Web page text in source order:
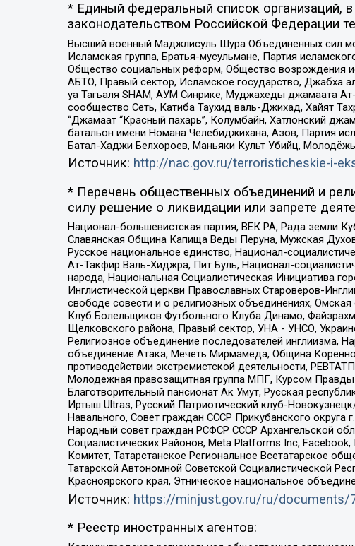
* Единый федеральный список организаций,
законодательством Российской Федерации
Высший военный Маджлисуль Шура Объединенных сил
Исламская группа, Братья-мусульмане, Партия
Общество социальных реформ, Общество возрождения
АБТО, Правый сектор, Исламское государство, Джабха
уа Тагьаля SHAM, АУМ Синрике, Муджахеды джамаата
сообщество Сеть, Катиба Таухид валь-Джихад, Хайят
“Джамаат “Красный пахарь”, Колумбайн, Хатлонский
батальон имени Номана Челебиджихана, Азов, Партия
Батал-Хаджи Белхороев, Маньяки Культ Убийц,
Источник: http://nac.gov.ru/terroristicheskie-i-
* Перечень общественных объединений и
силу решение о ликвидации или запрете
Национал-большевистская партия, ВЕК РА, Рада земли
Славянская Община Капища Веды Перуна, Мужская
Русское национальное единство, Национал-
Ат-Такфир Валь-Хиджра, Пит Буль, Национал-
народа, Национальная Социалистическая Инициатива
Инглистической церкви Православных Староверов-
свободе совести и о религиозных объединениях,
Клуб Болельщиков Футбольного Клуба Динамо,
Щелковского района, Правый сектор, УНА - УНСО,
Религиозное объединение последователей инглиизма,
объединение Атака, Мечеть Мирмамеда, Община
противодействии экстремистской деятельности,
Молодежная правозащитная группа МПГ, Курсом Правды
Благотворительный пансионат Ак Умут, Русская
Иртыш Ultras, Русский Патриотический клуб-
Навального, Совет граждан СССР Прикубанского
Народный совет граждан РСФСР СССР Архангельской
Социалистических Районов, Meta Platforms Inc,
Комитет, Татарстанское Региональное Всетатарское
Татарской Автономной Советской Социалистической
Красноярского края, Этническое национальное
Источник: https://minjust.gov.ru/ru/documents/
* Реестр иностранных агентов: